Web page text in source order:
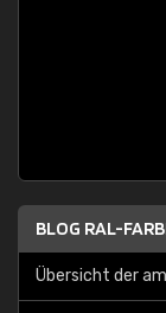
BLOG RAL-
Übersicht der